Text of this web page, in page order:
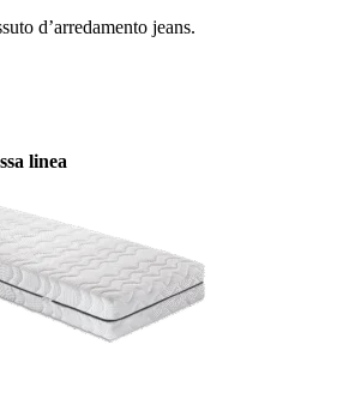
d’arredamento jeans.
linea